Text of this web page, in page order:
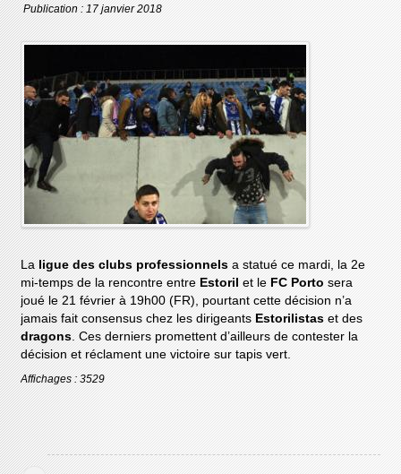
Publication : 17 janvier 2018
Laligue des clubs professionnels a statué ce mardi, la 2e
mi-temps de la rencontre entre Estorilet le FC Porto sera
joué le 21 février à 19h00 (FR), pourtant cette décision n’a
jamais fait consensus chez les dirigeants Estorilistaset des
dragons. Ces derniers promettent d’ailleurs de contester la
décision et réclament une victoire sur tapis vert.
Affichages : 3529